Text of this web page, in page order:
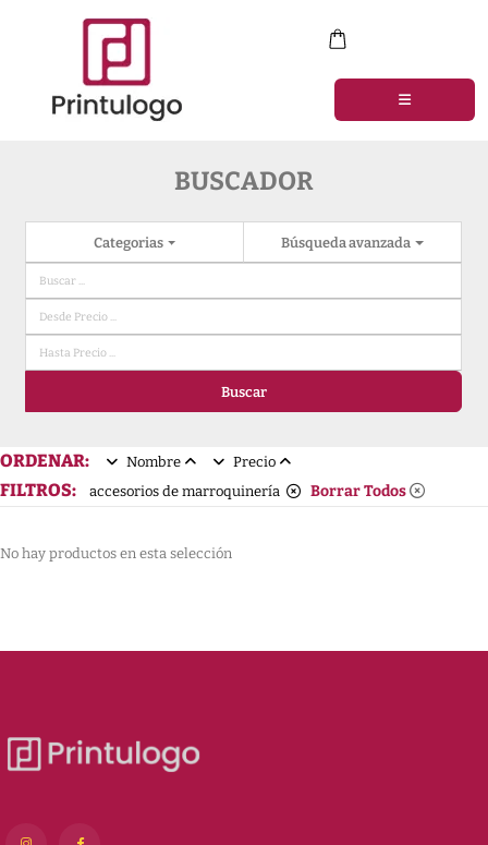
BUSCADOR
Categorias Búsqueda avanzada
Buscar
ORDENAR: Nombre Precio
FILTROS: accesorios de marroquinería Borrar Todos
No hay productos en esta selección